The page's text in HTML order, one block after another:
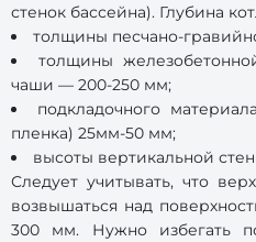
стенок бассейна). Глубина
толщины песчано-
толщины
чаши — 200-250 мм;
подкладочного
пленка) 25мм-50 мм;
высоты вертикальной
Следует учитывать, что
возвышаться над
300 мм. Нужно избегать